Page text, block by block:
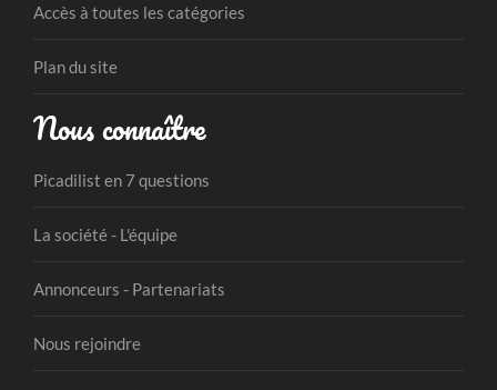
Accès à toutes les catégories
Plan du site
Nous connaître
Picadilist en 7 questions
La société - L'équipe
Annonceurs - Partenariats
Nous rejoindre